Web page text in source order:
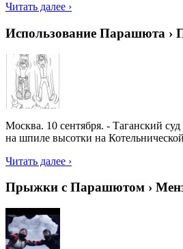
Читать далее ›
Использование Парашюта ›
Москва. 10 сентября. - Таганский
на шпиле высотки на
Читать далее ›
Прыжки с Парашютом ›